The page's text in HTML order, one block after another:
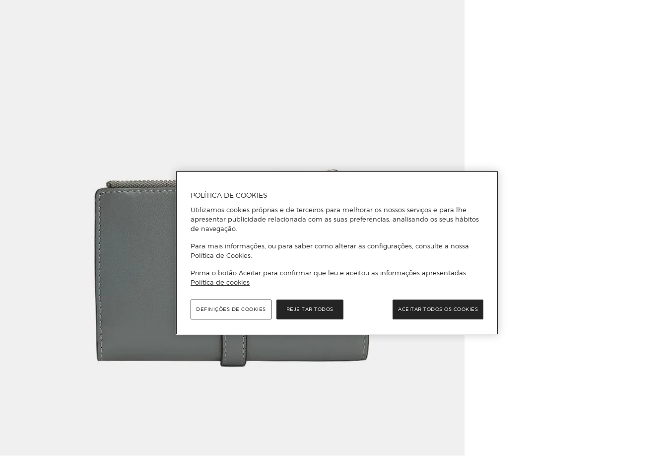
POLÍTICA DE COOKIES
Utilizamos cookies próprias e de terceiros para melhorar os nossos serviços e para lhe
apresentar publicidade relacionada com as suas preferências, analisando os seus hábitos
de navegação.
Para mais informações, ou para saber como alterar as configurações, consulte a nossa
Política de Cookies.
Prima o botão Aceitar para confirmar que leu e aceitou as informações apresentadas.
Política de cookies
REJEITAR TODOS ACEITAR TODOS OS COOKIES
DEFINIÇÕES DE COOKIES